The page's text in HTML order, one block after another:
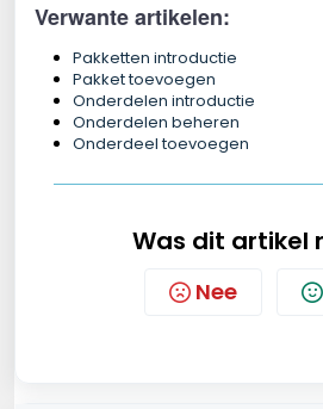
Verwante artikelen:
Pakketten introductie
Pakket toevoegen
Onderdelen introductie
Onderdelen beheren
Onderdeel toevoegen
Was dit artikel
Nee